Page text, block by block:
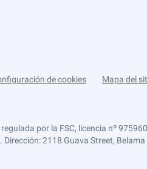
de cookies Mapa del
por la FSC, licencia nº
2118 Guava Street, Belama